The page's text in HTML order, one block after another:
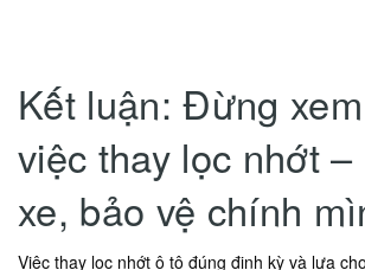
Kết luận: Đừng
việc thay lọc nhớt –
xe, bảo vệ chính
Việc thay lọc nhớt ô tô đúng định kỳ và lựa